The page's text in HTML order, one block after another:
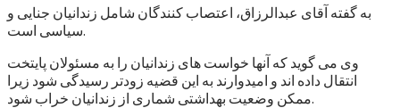
به گفته آقای عبدالرزاق، اعتصاب کنندگان شامل زندانیان جنایی و
سیاسی است.
وی می گوید که آنها خواست های زندانیان را به مسئولان پایتخت
انتقال داده اند و امیدوارند به این قضیه زودتر رسیدگی شود زیرا
ممکن وضعیت بهداشتی شماری از زندانیان خراب شود.